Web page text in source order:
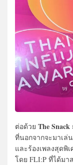
ต่อด้วย The Snack
ที่นอกจากจะมาเล่
และร้องเพลงสุดพิ
โดย FLI:P ที่ได้มา